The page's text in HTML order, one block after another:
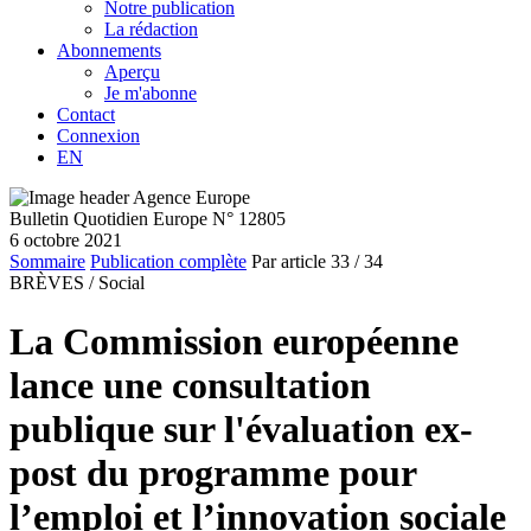
Notre publication
La rédaction
Abonnements
Aperçu
Je m'abonne
Contact
Connexion
EN
Bulletin Quotidien Europe N° 12805
6 octobre 2021
Sommaire Publication complète Par article 33 / 34
BRÈVES / Social
La Commission européenne
lance une consultation
publique sur l'évaluation ex-
post du programme pour
l’emploi et l’innovation sociale